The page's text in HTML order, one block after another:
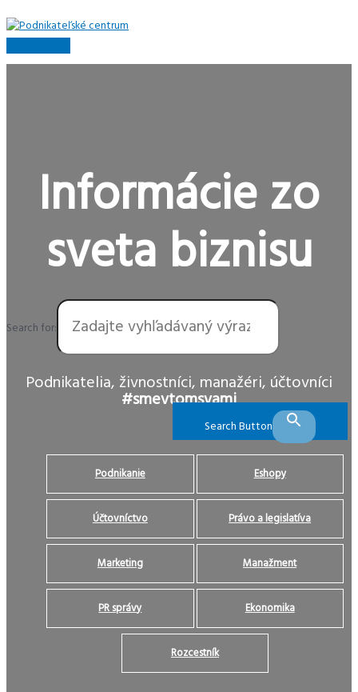
Preskočiť
na
Hlavné
Menu
Informácie zo
sveta biznisu
Search for:
Search Button
Podnikatelia, živnostníci, manažéri, účtovníci
#smevtomsvami
Podnikanie Eshopy
Účtovníctvo Právo a legislatíva
Marketing Manažment
PR správy Ekonomika
Rozcestník